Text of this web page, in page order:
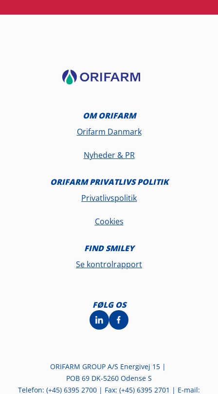
OM ORIFARM
Orifarm Danmark
Nyheder & PR
ORIFARM PRIVATLIVS POLITIK
Privatlivspolitik
Cookies
FIND SMILEY
Se kontrolrapport
FØLG OS
ORIFARM GROUP A/S Energivej 15 |
POB 69 DK-5260 Odense S
Telefon: (+45) 6395 2700 | Fax: (+45) 6395 2701 | E-mail: